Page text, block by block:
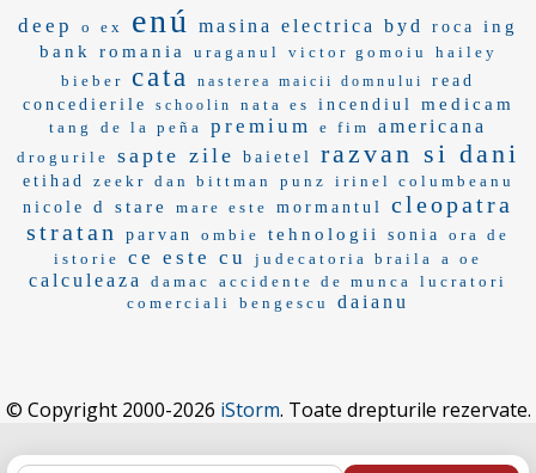
deep o ex enú masina electrica byd roca
ing
bank romania
uraganul victor gomoiu
hailey
bieber cata nasterea maicii domnului
read
concedierile
schoolin nata es incendiul medicam
tang de la peña premium e fim americana
drogurile sapte zile baietel razvan si dani
etihad zeekr dan bittman punz
irinel columbeanu
nicole
d stare mare este mormantul
cleopatra
stratan
parvan ombie tehnologii sonia
ora de
istorie
ce este cu judecatoria braila a oe
calculeaza damac accidente de munca
lucratori
comerciali
bengescu daianu
© Copyright 2000-2026 iStorm. Toate drepturile rezervate.